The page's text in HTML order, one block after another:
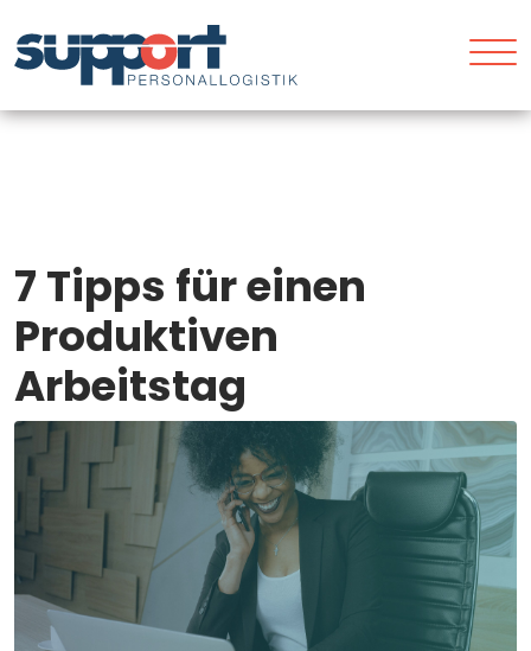
7 Tipps für einen
Produktiven
Arbeitstag